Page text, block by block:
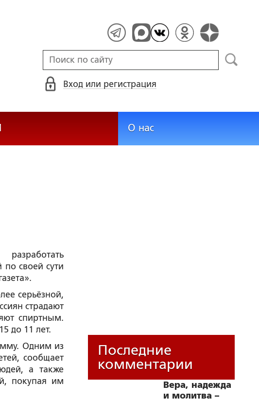
Вход или регистрация
О нас
по своей сути
серьёзной,
страдают
спиртным.
до 11 лет.
Одним из
сообщает
а также
покупая им
Последние
комментарии
Вера, надежда
и молитва –